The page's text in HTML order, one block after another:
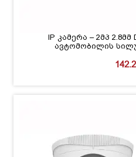
IP კამერა – 2მპ 2.8მმ
ავტომობილის